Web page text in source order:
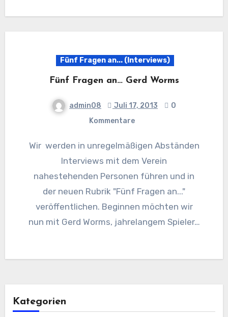
Fünf Fragen an... (Interviews)
Fünf Fragen an… Gerd Worms
admin08 Juli 17, 2013
0
Kommentare
Wir werden in unregelmäßigen Abständen
Interviews mit dem Verein
nahestehenden Personen führen und in
der neuen Rubrik "Fünf Fragen an..."
veröffentlichen. Beginnen möchten wir
nun mit Gerd Worms, jahrelangem Spieler…
Kategorien